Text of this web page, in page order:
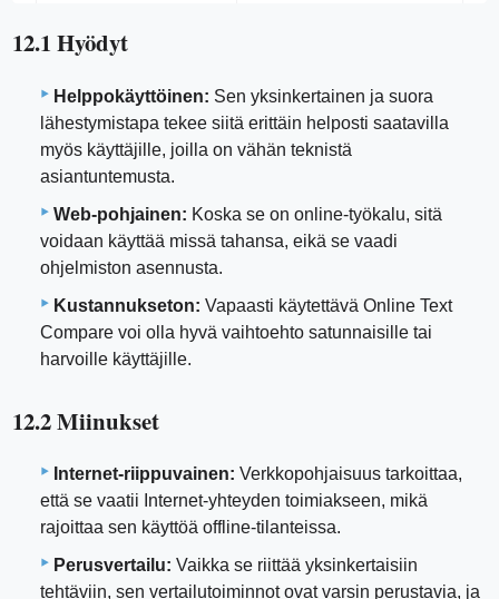
12.1 Hyödyt
Helppokäyttöinen: Sen yksinkertainen ja suora
lähestymistapa tekee siitä erittäin helposti saatavilla
myös käyttäjille, joilla on vähän teknistä
asiantuntemusta.
Web-pohjainen: Koska se on online-työkalu, sitä
voidaan käyttää missä tahansa, eikä se vaadi
ohjelmiston asennusta.
Kustannukseton: Vapaasti käytettävä Online Text
Compare voi olla hyvä vaihtoehto satunnaisille tai
harvoille käyttäjille.
12.2 Miinukset
Internet-riippuvainen: Verkkopohjaisuus tarkoittaa,
että se vaatii Internet-yhteyden toimiakseen, mikä
rajoittaa sen käyttöä offline-tilanteissa.
Perusvertailu: Vaikka se riittää yksinkertaisiin
tehtäviin, sen vertailutoiminnot ovat varsin perustavia, ja